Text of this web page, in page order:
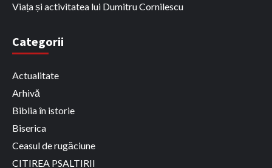
Viața și activitatea lui Dumitru Cornilescu
Categorii
Actualitate
Arhivă
Biblia în istorie
Biserica
Ceasul de rugăciune
CITIREA PSALTIRII